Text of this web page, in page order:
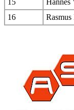
15
Hannes
16